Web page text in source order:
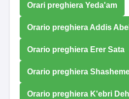
Orari preghiera Yeda'am
Orario preghiera Addis
Orario preghiera Erer Sata
Orario preghiera
Orario preghiera K'ebri